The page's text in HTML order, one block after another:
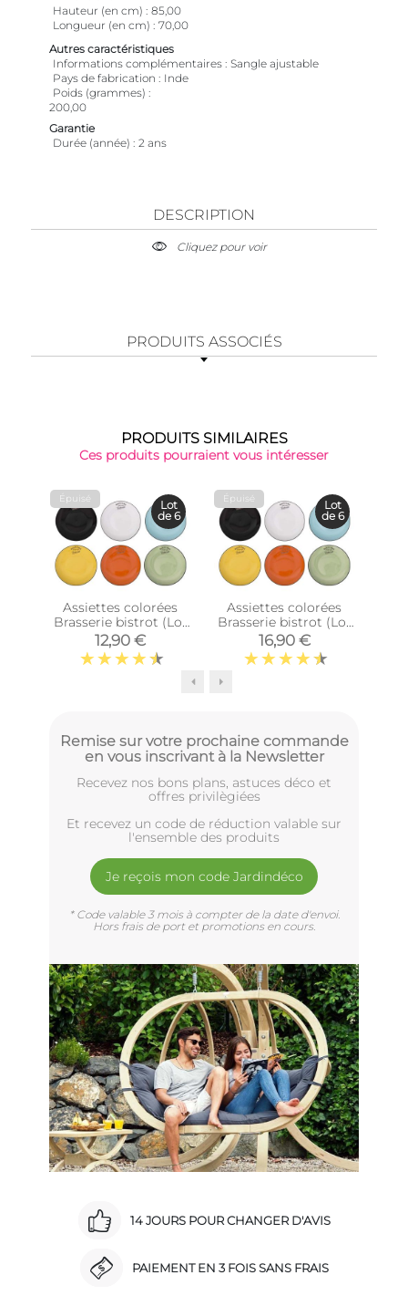
Hauteur (en cm)
85,00
Longueur (en cm)
70,00
Autres caractéristiques
Informations complémentaires Sangle ajustable
Pays de fabrication
Inde
Poids (grammes)
200,00
Garantie
Durée (année)
2 ans
DESCRIPTION
Cliquez pour voir
PRODUITS ASSOCIÉS
PRODUITS SIMILAIRES
Ces produits pourraient vous intéresser
Épuisé
Assiettes colorées
Brasserie bistrot (Lot
de 6) (Assiettes plates
- 21,5 cm)
12,90 €
Lot
de 6
Épuisé
Assiettes colorées
Brasserie bistrot (Lot
de 6) (Assiettes plates
- 27 cm)
16,90 €
Lot
de 6
Remise sur votre prochaine commande
en vous inscrivant à la Newsletter
Recevez nos bons plans, astuces déco et
offres privilègiées
Et recevez un code de réduction valable sur
l'ensemble des produits
Je reçois mon code Jardindéco
* Code valable 3 mois à compter de la date d'envoi.
Hors frais de port et promotions en cours.
14 JOURS POUR CHANGER D'AVIS
PAIEMENT EN 3 FOIS SANS FRAIS